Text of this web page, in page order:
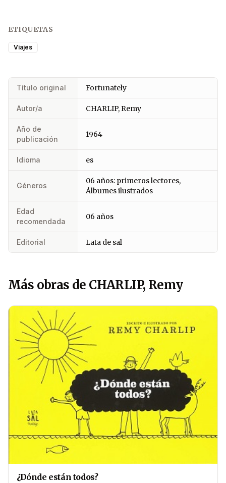
ETIQUETAS
Viajes
Título original Fortunately
Autor/a CHARLIP, Remy
Año de
publicación
1964
Idioma es
Géneros
06 años: primeros lectores,
Álbumes ilustrados
Edad
recomendada
06 años
Editorial Lata de sal
Más obras de CHARLIP, Remy
¿Dónde están todos?